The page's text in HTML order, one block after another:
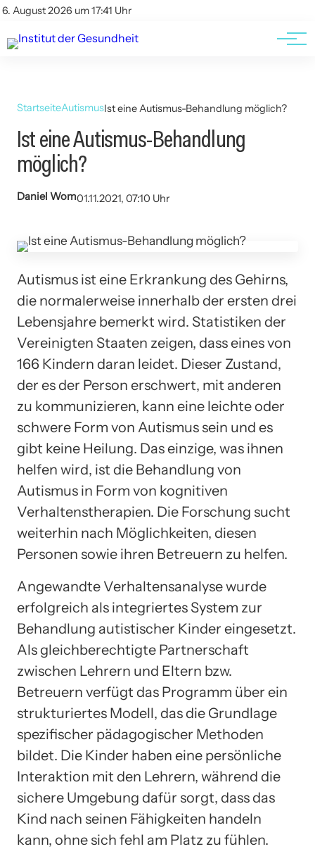
6. August 2026 um 17:41 Uhr
Kontakt
Kontakt
AGBs
StartseiteAutismusIst eine Autismus-Behandlung möglich?
Ist eine Autismus-Behandlung
möglich?
Daniel Wom01.11.2021, 07:10 Uhr
Autismus ist eine Erkrankung des Gehirns,
die normalerweise innerhalb der ersten drei
Lebensjahre bemerkt wird. Statistiken der
Vereinigten Staaten zeigen, dass eines von
166 Kindern daran leidet. Dieser Zustand,
der es der Person erschwert, mit anderen
zu kommunizieren, kann eine leichte oder
schwere Form von Autismus sein und es
gibt keine Heilung. Das einzige, was ihnen
helfen wird, ist die Behandlung von
Autismus in Form von kognitiven
Verhaltenstherapien. Die Forschung sucht
weiterhin nach Möglichkeiten, diesen
Personen sowie ihren Betreuern zu helfen.
Angewandte Verhaltensanalyse wurde
erfolgreich als integriertes System zur
Behandlung autistischer Kinder eingesetzt.
Als gleichberechtigte Partnerschaft
zwischen Lehrern und Eltern bzw.
Betreuern verfügt das Programm über ein
strukturiertes Modell, das die Grundlage
spezifischer pädagogischer Methoden
bildet. Die Kinder haben eine persönliche
Interaktion mit den Lehrern, während die
sichere Umgebung dafür sorgt, dass das
Kind nach seinen Fähigkeiten handeln
kann, ohne sich fehl am Platz zu fühlen.